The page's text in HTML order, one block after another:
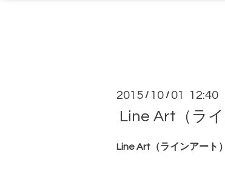
2015 / 10 / 01 12:40
Line Art（ラ
Line Art（ラインアート